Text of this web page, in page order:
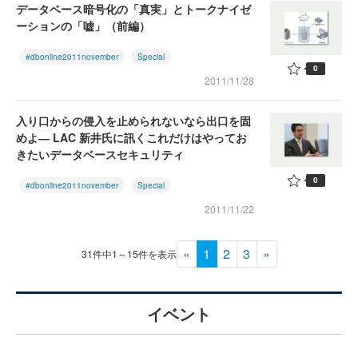
データベース暗号化の「真実」とトークナイゼ
ーションの「嘘」（前編）
#dbonline2011november Special
2011/11/28
0
入り口からの侵入を止められないなら出口を固
めよ― LAC 新井氏に訊くこれだけはやってお
きたいデータベースセキュリティ
#dbonline2011november Special
2011/11/22
0
31件中1～15件を表示 « 1 2 3 »
イベント